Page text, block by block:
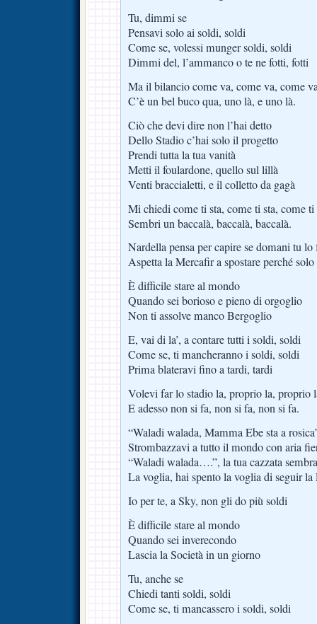
Tu, dimmi se
Pensavi solo ai soldi, soldi
Come se, volessi munger soldi, soldi
Dimmi del, l’ammanco o te ne fotti, fotti
Ma il bilancio come va, come va, come
C’è un bel buco qua, uno là, e uno là.
Ciò che devi dire non l’hai detto
Dello Stadio c’hai solo il progetto
Prendi tutta la tua vanità
Metti il foulardone, quello sul lillà
Venti braccialetti, e il colletto da gagà
Mi chiedi come ti sta, come ti sta, come ti
Sembri un baccalà, baccalà, baccalà.
Nardella pensa per capire se domani tu lo
Aspetta la Mercafir a spostare perché solo
È difficile stare al mondo
Quando sei borioso e pieno di orgoglio
Non ti assolve manco Bergoglio
E, vai di la’, a contare tutti i soldi, soldi
Come se, ti mancheranno i soldi, soldi
Prima blateravi fino a tardi, tardi
Volevi far lo stadio la, proprio la, proprio
E adesso non si fa, non si fa, non si fa.
“Waladi walada, Mamma Ebe sta a
Strombazzavi a tutto il mondo con aria
“Waladi walada….”, la tua cazzata
La voglia, hai spento la voglia di seguir la
Io per te, a Sky, non gli do più soldi
È difficile stare al mondo
Quando sei inverecondo
Lascia la Società in un giorno
Tu, anche se
Chiedi tanti soldi, soldi
Come se, ti mancassero i soldi, soldi